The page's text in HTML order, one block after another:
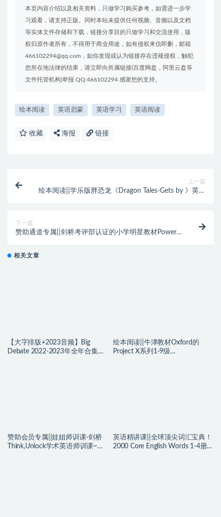
本页内容介绍以及相关资料，只做学习购买参考，如需进一步学
习观看，请支持正版。同时本站未提供任何视频、音频以及文档
等实体文件存储和下载，链接分享目的只做学习和交流使用，版
权归原作者所有，不得用于商业用途，如有侵权来信即删，邮箱
466102294@qq.com，如你发现或认为链接存在违规侵权，触犯
您所在地法律的结果，请立即向所属链接(百度网盘，阿里云盘等
文件托管机构)举报 QQ:466102294 感谢您的支持。
绘本阅读 英语启蒙 英语学习 英语阅读
收藏 海报 链接
上一篇
绘本阅读||学乐版胖恐龙《Dragon Tales-Gets by 》英文
下一篇
赞助通道专属||剑桥考评部认证的小学明星教材Power
【YY0093】
相关文章
【大字排版+2023音频】Big
Debate 2022-2023年全年合集来
绘本阅读||牛津教材Oxford的
Project X系列1-9级
赞助会员专属||娃姐师训课-剑桥
Think,Unlock学术英语师训课~编
英语精讲课||全球顶尖词汇宝典！
2000 Core English Words 1-4册